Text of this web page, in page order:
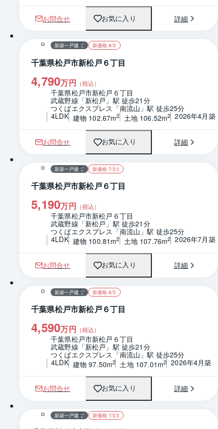
お問合せ お気に入り 詳細
1 / 0 間取り
新築一戸建て 新価格 8/3
千葉県松戸市新松戸６丁目
4,790万円 （税込）
千葉県松戸市新松戸６丁目
武蔵野線「新松戸」駅 徒歩21分
つくばエクスプレス「南流山」駅 徒歩25分
4LDK 建物 102.67m2 土地 106.52m2 2026年4月築
お問合せ お気に入り 詳細
1 / 0 間取り
新築一戸建て 新価格 7/23
千葉県松戸市新松戸６丁目
5,190万円 （税込）
千葉県松戸市新松戸６丁目
武蔵野線「新松戸」駅 徒歩21分
つくばエクスプレス「南流山」駅 徒歩25分
4LDK 建物 100.81m2 土地 107.76m2 2026年7月築
お問合せ お気に入り 詳細
1 / 0 間取り
新築一戸建て 新価格 8/3
千葉県松戸市新松戸６丁目
4,590万円 （税込）
千葉県松戸市新松戸６丁目
武蔵野線「新松戸」駅 徒歩21分
つくばエクスプレス「南流山」駅 徒歩25分
4LDK 建物 97.50m2 土地 107.01m2 2026年4月築
お問合せ お気に入り 詳細
1 / 0 間取り
新築一戸建て 新価格 7/23